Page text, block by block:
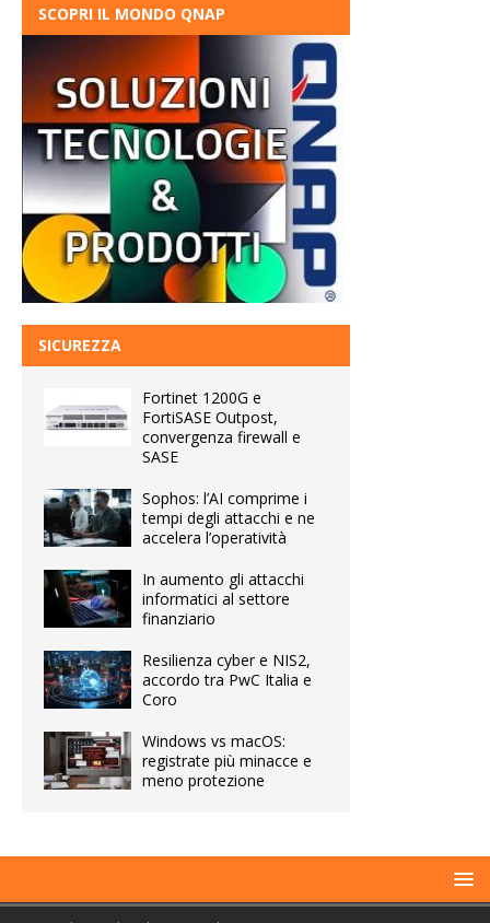
SCOPRI IL MONDO QNAP
SICUREZZA
Fortinet 1200G e
FortiSASE Outpost,
convergenza firewall e
SASE
Sophos: l’AI comprime i
tempi degli attacchi e ne
accelera l’operatività
In aumento gli attacchi
informatici al settore
finanziario
Resilienza cyber e NIS2,
accordo tra PwC Italia e
Coro
Windows vs macOS:
registrate più minacce e
meno protezione